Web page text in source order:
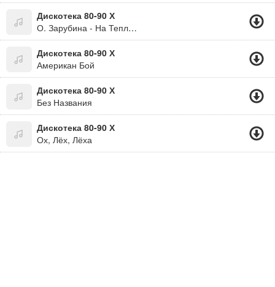
Дискотека 80-90 Х
О. Зарубина - На Теплоходе Музыка Играет
Дискотека 80-90 Х
Американ Бой
Дискотека 80-90 Х
Без Названия
Дискотека 80-90 Х
Ох, Лёх, Лёха